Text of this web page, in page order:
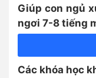
Giúp con ngủ
ngơi 7-8 tiếng
Các khóa học